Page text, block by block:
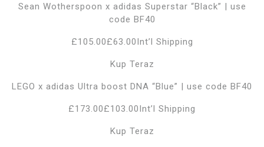
Sean Wotherspoon x adidas Superstar “Black” | use
code BF40
£105.00£63.00Int’l Shipping
Kup Teraz
LEGO x adidas Ultra boost DNA “Blue” | use code BF40
£173.00£103.00Int’l Shipping
Kup Teraz